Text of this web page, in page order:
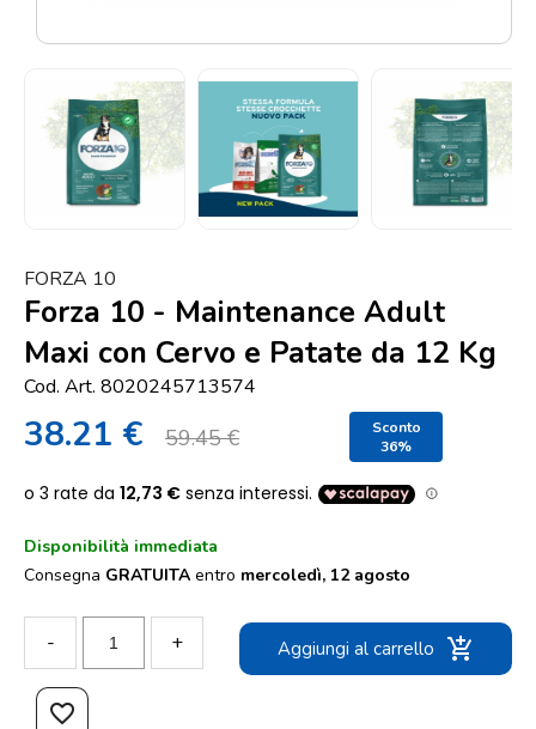
Punti
Blog
e
news
FORZA 10
Forza 10 - Maintenance Adult
Maxi con Cervo e Patate da 12 Kg
Cod. Art. 8020245713574
38.21 € 59.45 €
Sconto
36%
Disponibilità immediata
Consegna GRATUITA entro mercoledì, 12 agosto
- + Aggiungi al carrello add_shopping_cart
favorite_border